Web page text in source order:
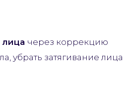
через коррекцию
убрать затягивание лица